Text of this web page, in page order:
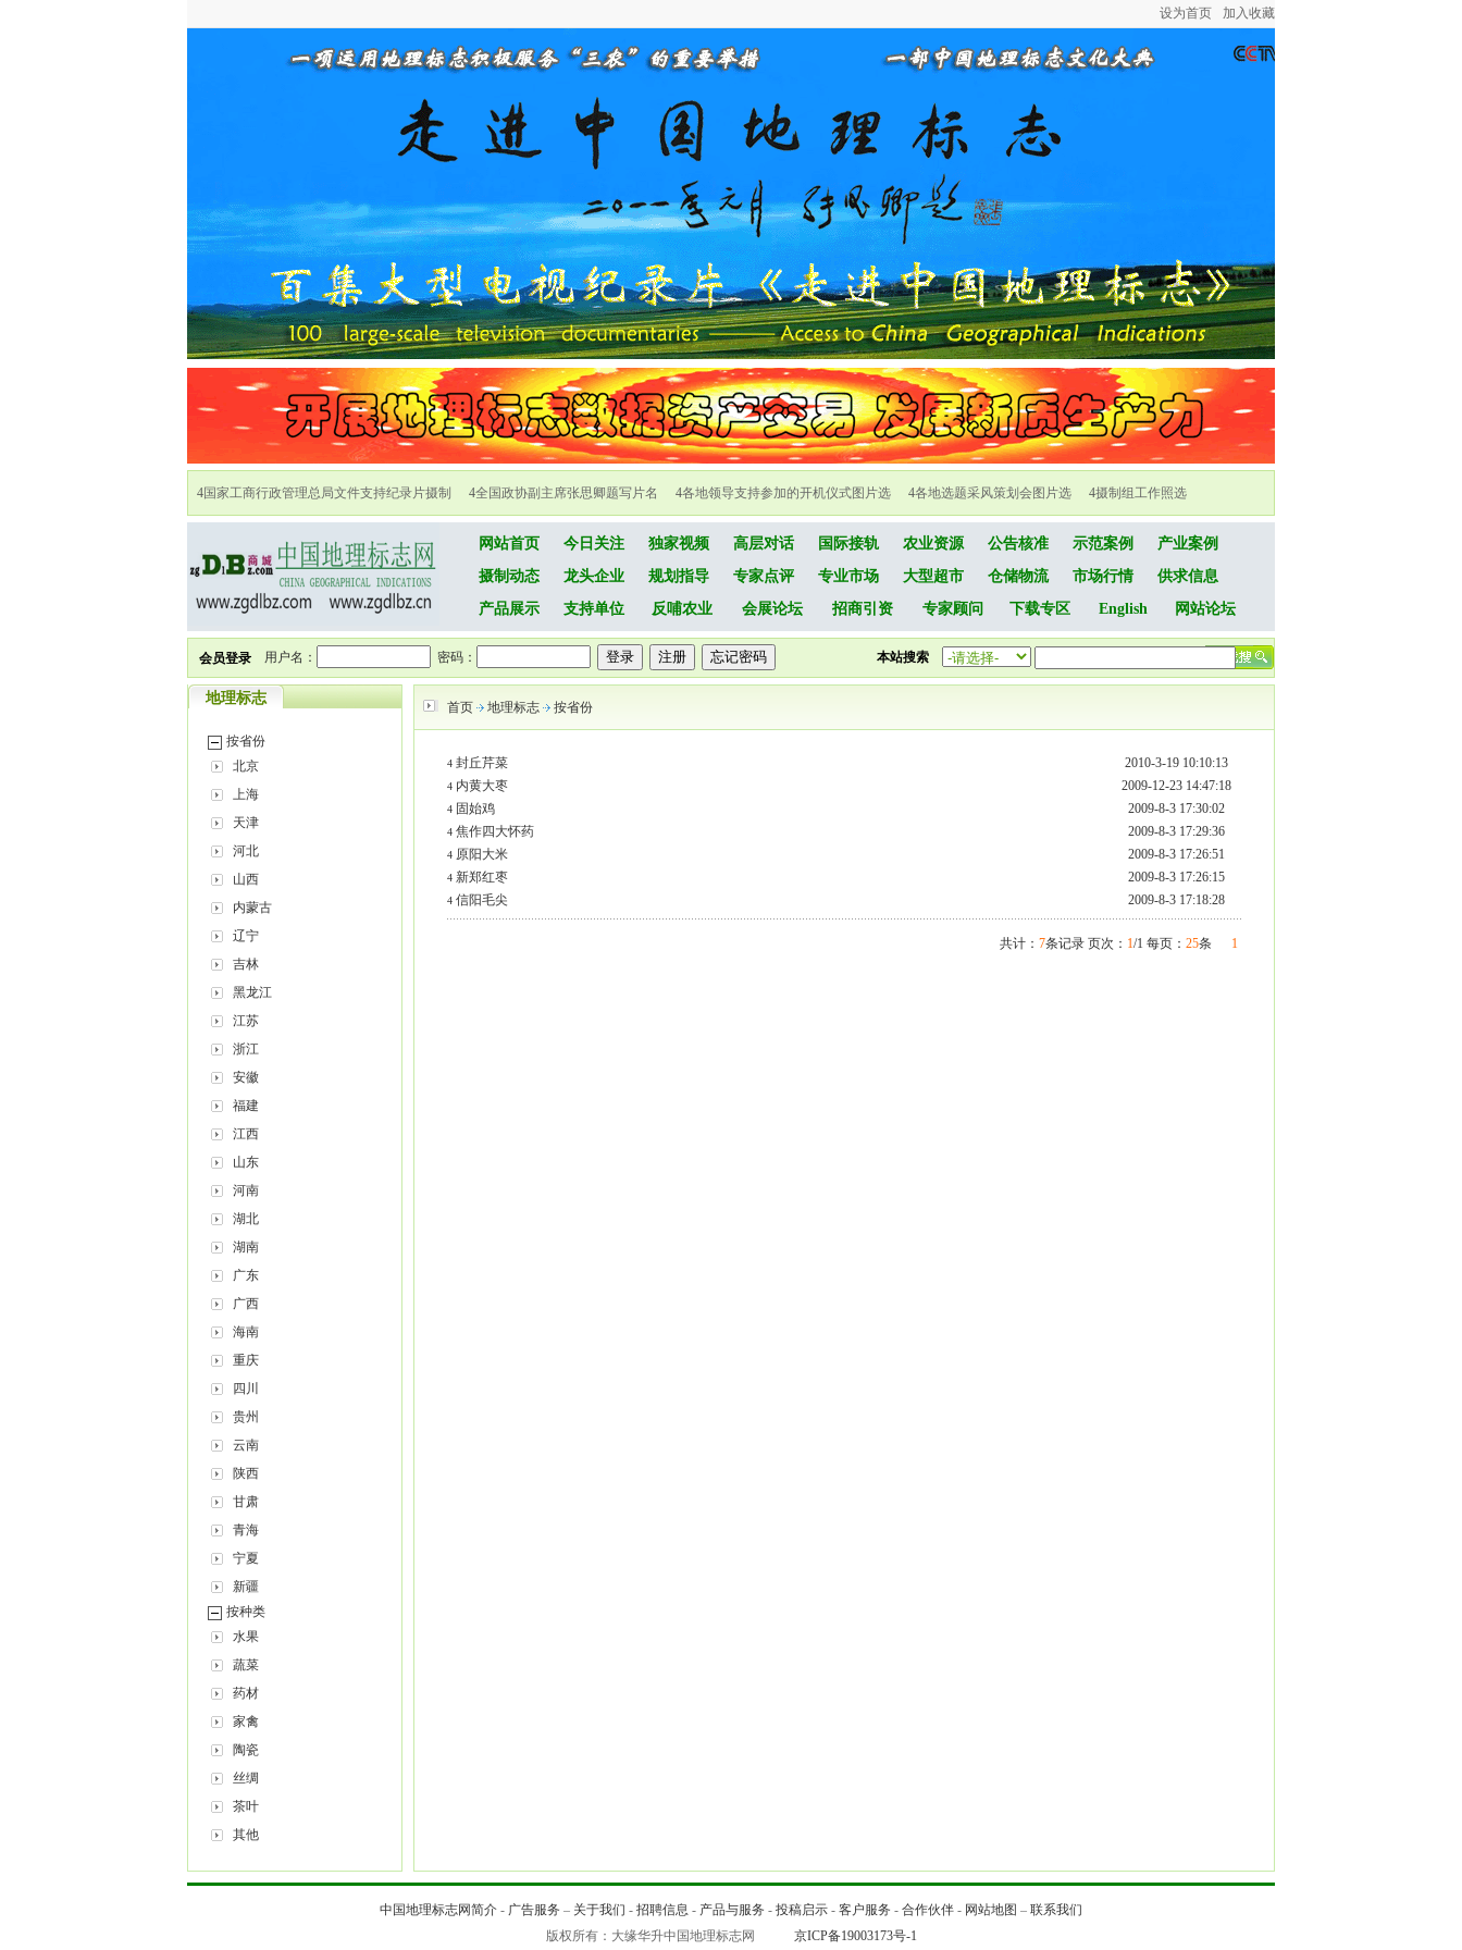
设为首页 加入收藏
4国家工商行政管理总局文件支持纪录片摄制 4全国政协副主席张思卿题写片名 4各地领导支持参加的开机仪式图片选 4各地选题采风策划会图片选 4摄制组工作照选
网站首页 今日关注 独家视频 高层对话 国际接轨 农业资源 公告核准 示范案例
产业案例
摄制动态
龙头企业 规划指导 专家点评 专业市场 大型超市 仓储物流 市场行情
供求信息
产品展示
支持单位 反哺农业 会展论坛 招商引资 专家顾问 下载专区 English 网站论坛
会员登录 用户名： 密码： 本站搜索
地理标志
按省份
北京
上海
天津
河北
山西
内蒙古
辽宁
吉林
黑龙江
江苏
浙江
安徽
福建
江西
山东
河南
湖北
湖南
广东
广西
海南
重庆
四川
贵州
云南
陕西
甘肃
青海
宁夏
新疆
按种类
水果
蔬菜
药材
家禽
陶瓷
丝绸
茶叶
其他
首页 地理标志 按省份
4 封丘芹菜 2010-3-19 10:10:13
4 内黄大枣 2009-12-23 14:47:18
4 固始鸡 2009-8-3 17:30:02
4 焦作四大怀药 2009-8-3 17:29:36
4 原阳大米 2009-8-3 17:26:51
4 新郑红枣 2009-8-3 17:26:15
4 信阳毛尖 2009-8-3 17:18:28
共计： 7条记录 页次： 1/1 每页： 25条 1
中国地理标志网简介 - 广告服务 – 关于我们 - 招聘信息 - 产品与服务 - 投稿启示 - 客户服务 - 合作伙伴 - 网站地图 – 联系我们
版权所有：大缘华升中国地理标志网 京ICP备19003173号-1